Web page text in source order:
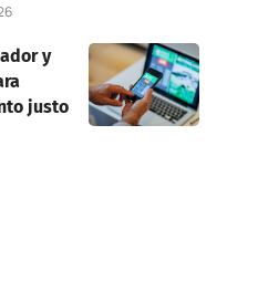
y
justo